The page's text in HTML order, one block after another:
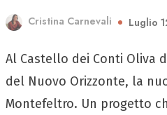
Cristina Carnevali Luglio
Al Castello dei Conti Oliva
del Nuovo Orizzonte, la
Montefeltro. Un progetto